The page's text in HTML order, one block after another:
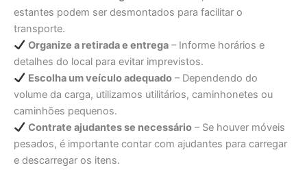
estantes podem ser desmontados para facilitar o
transporte.
Organize a retirada e entrega– Informe horários e
detalhes do local para evitar imprevistos.
Escolha um veículo adequado– Dependendo do
volume da carga, utilizamos utilitários, caminhonetes ou
caminhões pequenos.
Contrate ajudantes se necessário– Se houver móveis
pesados, é importante contar com ajudantes para carregar
e descarregar os itens.